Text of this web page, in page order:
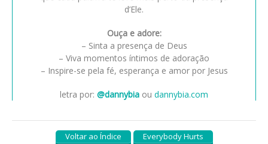
d’Ele.
Ouça e adore:
– Sinta a presença de Deus
– Viva momentos íntimos de adoração
– Inspire-se pela fé, esperança e amor por Jesus
letra por: @dannybia ou dannybia.com
Voltar ao Índice Everybody Hurts